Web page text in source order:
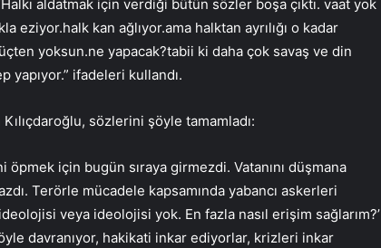
aldatmak için verdiği bütün sözler boşa çıktı. vaat yok
eziyor.halk kan ağlıyor.ama halktan ayrılığı o kadar
yoksun.ne yapacak?tabii ki daha çok savaş ve din
yapıyor.” ifadeleri kullandı.
sözlerini şöyle tamamladı:
için bugün sıraya girmezdi. Vatanını düşmana
Terörle mücadele kapsamında yabancı askerleri
veya ideolojisi yok. En fazla nasıl erişim sağlarım?’
davranıyor, hakikati inkar ediyorlar, krizleri inkar